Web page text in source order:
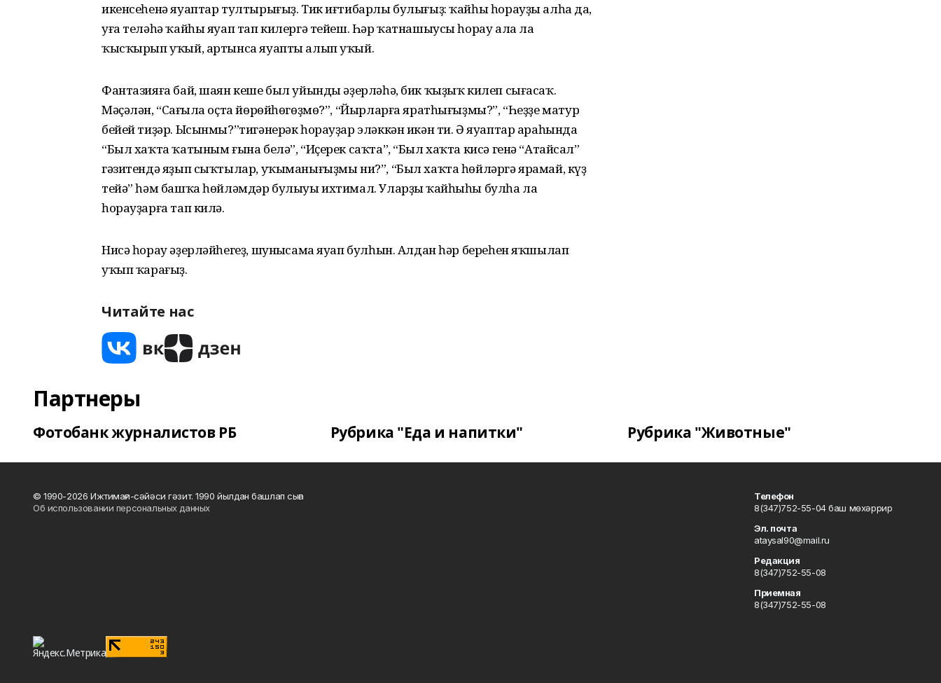
икенсеһенә яуаптар тултырығыҙ. Тик иғтибарлы булығыҙ: ҡайһы һорауҙы алһаң да,
уға теләһә ҡайһы яуап тап килергә тейеш. Һәр ҡатнашыусы һорау ала ла
ҡысҡырып уҡый, артынса яуапты алып уҡый.
Фантазияға бай, шаян кеше был уйынды әҙерләһә, бик ҡыҙыҡ килеп сығасаҡ.
Мәҫәлән, “Саңғыла оҫта йөрөйһөгөҙмө?”, “Йырларға яратһығыҙмы?”, “Һеҙҙе матур
бейей тиҙәр. Ысынмы?”тигәнерәк һорауҙар эләккән икән ти. Ә яуаптар араһында
“Был хаҡта ҡатыным ғына белә”, “Иҫерек саҡта”, “Был хаҡта кисә генә “Атайсал”
гәзитендә яҙып сыҡтылар, уҡыманығыҙмы ни?”, “Был хаҡта һөйләргә ярамай, күҙ
тейә” һәм башҡа һөйләмдәр булыуы ихтимал. Уларҙың ҡайһыһы булһа ла
һорауҙарға тап килә.
Нисә һорау әҙерләйһегеҙ, шуныңсама яуап булһын. Алдан һәр береһен яҡшылап
уҡып ҡарағыҙ.
Читайте нас
Партнеры
Фотобанк журналистов РБ Рубрика "Еда и напитки" Рубрика "Животные"
© 1990-2026 Ижтимағи-сәйәси гәзит. 1990 йылдан башлап сыға
Об использовании персональных данных
Телефон
8(347)752-55-04 баш мөхәррир
Эл. почта
ataysal90@mail.ru
Редакция
8(347)752-55-08
Приемная
8(347)752-55-08